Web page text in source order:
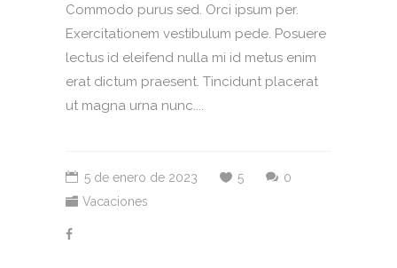
Commodo purus sed. Orci ipsum per.
Exercitationem vestibulum pede. Posuere
lectus id eleifend nulla mi id metus enim
erat dictum praesent. Tincidunt placerat
ut magna urna nunc....
5 de enero de 2023 5
0
Vacaciones